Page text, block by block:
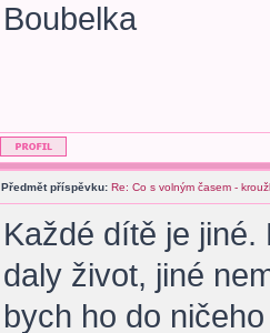
Boubelka
Předmět příspěvku: Re: Co s volným časem -
Každé dítě je
daly život, jiné
bych ho do